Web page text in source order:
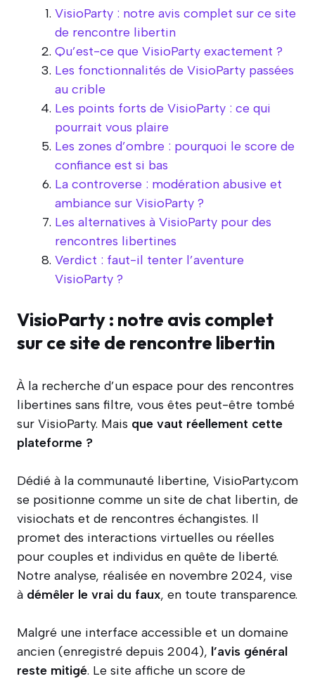
VisioParty : notre avis complet sur ce site
de rencontre libertin
Qu’est-ce que VisioParty exactement ?
Les fonctionnalités de VisioParty passées
au crible
Les points forts de VisioParty : ce qui
pourrait vous plaire
Les zones d’ombre : pourquoi le score de
confiance est si bas
La controverse : modération abusive et
ambiance sur VisioParty ?
Les alternatives à VisioParty pour des
rencontres libertines
Verdict : faut-il tenter l’aventure
VisioParty ?
VisioParty : notre avis complet
sur ce site de rencontre libertin
À la recherche d’un espace pour des rencontres
libertines sans filtre, vous êtes peut-être tombé
sur VisioParty. Mais que vaut réellement cette
plateforme ?
Dédié à la communauté libertine, VisioParty.com
se positionne comme un site de chat libertin, de
visiochats et de rencontres échangistes. Il
promet des interactions virtuelles ou réelles
pour couples et individus en quête de liberté.
Notre analyse, réalisée en novembre 2024, vise
à démêler le vrai du faux, en toute transparence.
Malgré une interface accessible et un domaine
ancien (enregistré depuis 2004), l’avis général
reste mitigé. Le site affiche un score de